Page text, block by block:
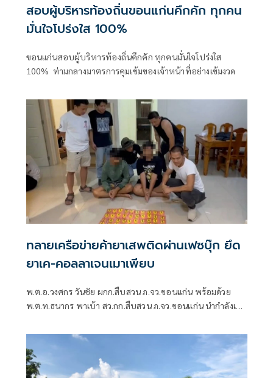
สอบผู้บริหารท้องถิ่นขอนแก่นคึกคัก ทุกคน
มั่นใจโปร่งใส 100%
ขอนแก่นสอบผู้บริหารท้องถิ่นคึกคัก ทุกคนมั่นใจโปร่งใส
100% ท่ามกลางมาตรการคุมเข้มของเจ้าหน้าที่อย่างเข้มงวด
ทลายเครือข่ายค้ายาเสพติดผ่านเฟซบุ๊ก ยึด
ยาเค-คอลลาเจนเมาเพียบ
พ.ต.อ.วงศกร วันชัย ผกก.สืบสวน ภ.จว.ขอนแก่น พร้อมด้วย
พ.ต.ท.ธนากร พาเบ้า สว.กก.สืบสวน ภ.จว.ขอนแก่น นำกำลังเจ้า
ต้องหาอายุ 18 ปี จำนวน 4 คน พร้อมยาเคหรือคีตามีนคอลลา
เจน อาวุธปืนไทยประดิษฐ์ เครื่องกระสุนปืน และโทรศัพท์มือ
ถือ หลังสืบสวนพบพฤติการณ์ลักลอบจำหน่ายยา